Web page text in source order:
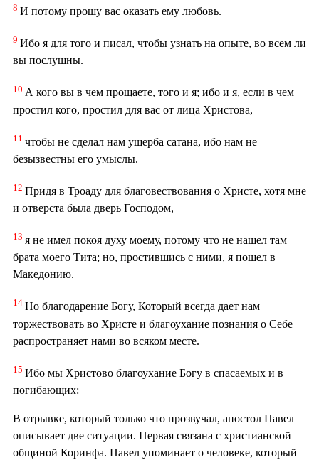
8 И потому прошу вас оказать ему любовь.
9 Ибо я для того и писал, чтобы узнать на опыте, во всем ли
вы послушны.
10 А кого вы в чем прощаете, того и я; ибо и я, если в чем
простил кого, простил для вас от лица Христова,
11 чтобы не сделал нам ущерба сатана, ибо нам не
безызвестны его умыслы.
12 Придя в Троаду для благовествования о Христе, хотя мне
и отверста была дверь Господом,
13 я не имел покоя духу моему, потому что не нашел там
брата моего Тита; но, простившись с ними, я пошел в
Македонию.
14 Но благодарение Богу, Который всегда дает нам
торжествовать во Христе и благоухание познания о Себе
распространяет нами во всяком месте.
15 Ибо мы Христово благоухание Богу в спасаемых и в
погибающих:
В отрывке, который только что прозвучал, апостол Павел
описывает две ситуации. Первая связана с христианской
общиной Коринфа. Павел упоминает о человеке, который